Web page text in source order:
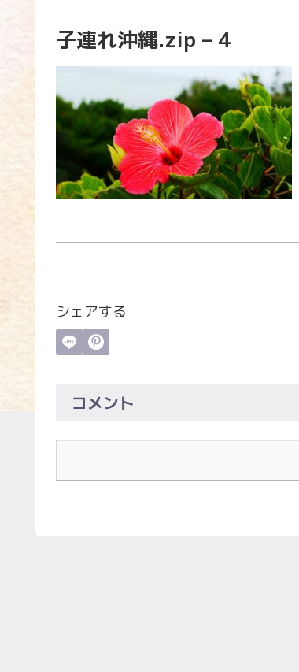
子連れ沖縄.zip – 4
シェアする
コメント